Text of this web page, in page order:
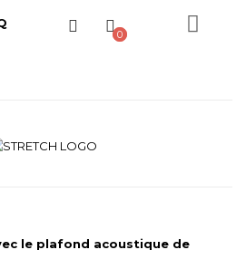
0
le plafond acoustique de